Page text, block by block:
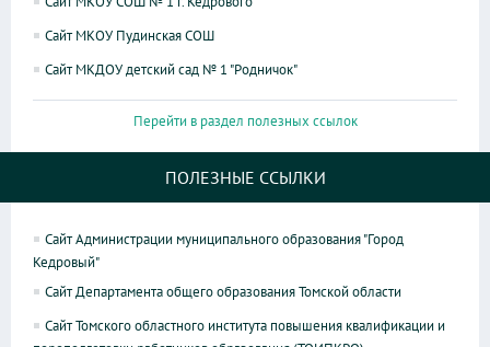
Сайт МКОУ Пудинская СОШ
Сайт МКДОУ детский сад № 1 "Родничок"
Перейти в раздел полезных ссылок
ПОЛЕЗНЫЕ ССЫЛКИ
Сайт Администрации муниципального образования "Город
Кедровый"
Сайт Департамента общего образования Томской области
Сайт Томского областного института повышения квалификации и